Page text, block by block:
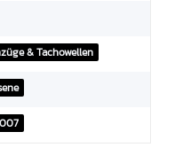
& Tachowellen